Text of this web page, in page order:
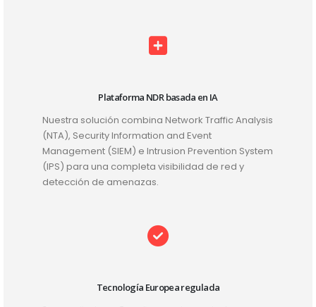
Plataforma NDR basada en IA
Nuestra solución combina Network Traffic Analysis
(NTA), Security Information and Event
Management (SIEM) e Intrusion Prevention System
(IPS) para una completa visibilidad de red y
detección de amenazas.
Tecnología Europea regulada